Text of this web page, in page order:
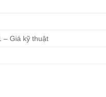
– Giá kỹ thuật